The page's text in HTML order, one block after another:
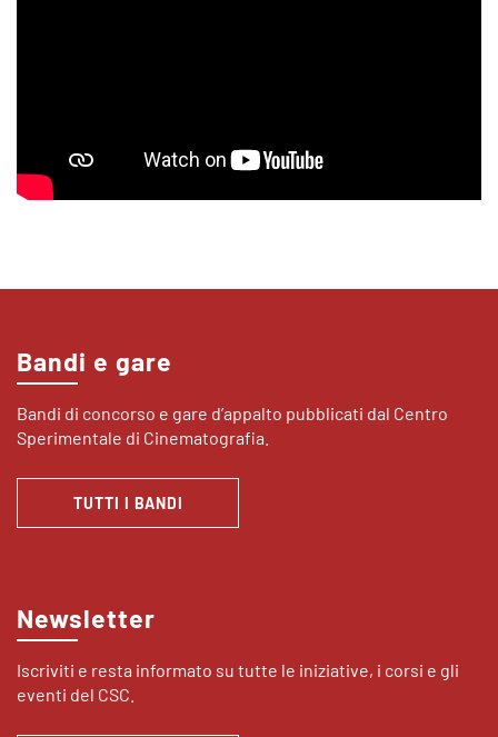
Bandi e gare
Bandi di concorso e gare d’appalto pubblicati dal Centro
Sperimentale di Cinematografia.
TUTTI I BANDI
Newsletter
Iscriviti e resta informato su tutte le iniziative, i corsi e gli
eventi del CSC.